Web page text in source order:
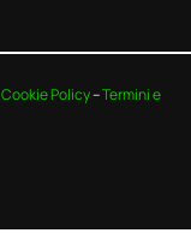
Cookie Policy–Termini e